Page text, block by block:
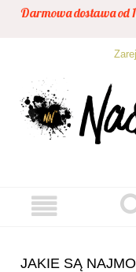
Darmowa dostawa od
JAKIE SĄ